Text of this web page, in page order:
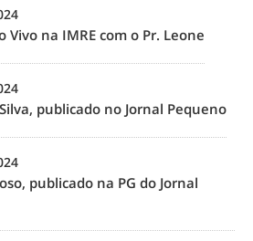
Vivo na IMRE com o Pr. Leone
publicado no Jornal Pequeno
publicado na PG do Jornal